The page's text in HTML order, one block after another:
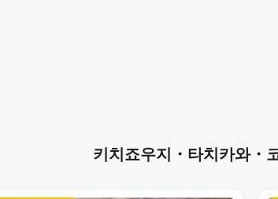
키치죠우지・타치카와・